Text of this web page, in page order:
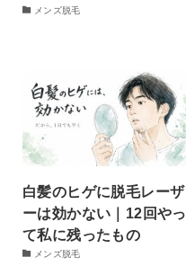
メンズ脱毛
白髪のヒゲに脱毛レーザ
ーは効かない｜12回やっ
て私に残ったもの
メンズ脱毛